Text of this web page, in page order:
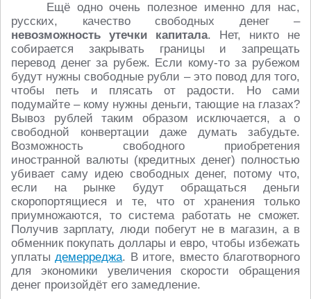
Ещё одно очень полезное именно для нас,
русских, качество свободных денег –
невозможность утечки капитала. Нет, никто не
собирается закрывать границы и запрещать
перевод денег за рубеж. Если кому-то за рубежом
будут нужны свободные рубли – это повод для того,
чтобы петь и плясать от радости. Но сами
подумайте – кому нужны деньги, тающие на глазах?
Вывоз рублей таким образом исключается, а о
свободной конвертации даже думать забудьте.
Возможность свободного приобретения
иностранной валюты (кредитных денег) полностью
убивает саму идею свободных денег, потому что,
если на рынке будут обращаться деньги
скоропортящиеся и те, что от хранения только
приумножаются, то система работать не сможет.
Получив зарплату, люди побегут не в магазин, а в
обменник покупать доллары и евро, чтобы избежать
уплатыдемерреджа. В итоге, вместо благотворного
для экономики увеличения скорости обращения
денег произойдёт его замедление.